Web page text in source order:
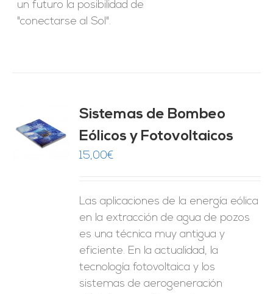
un futuro la posibilidad de
"conectarse al Sol".
Sistemas de Bombeo
Eólicos y Fotovoltaicos
15,00€
Las aplicaciones de la energía eólica
en la extracción de agua de pozos
es una técnica muy antigua y
eficiente. En la actualidad, la
tecnología fotovoltaica y los
sistemas de aerogeneración